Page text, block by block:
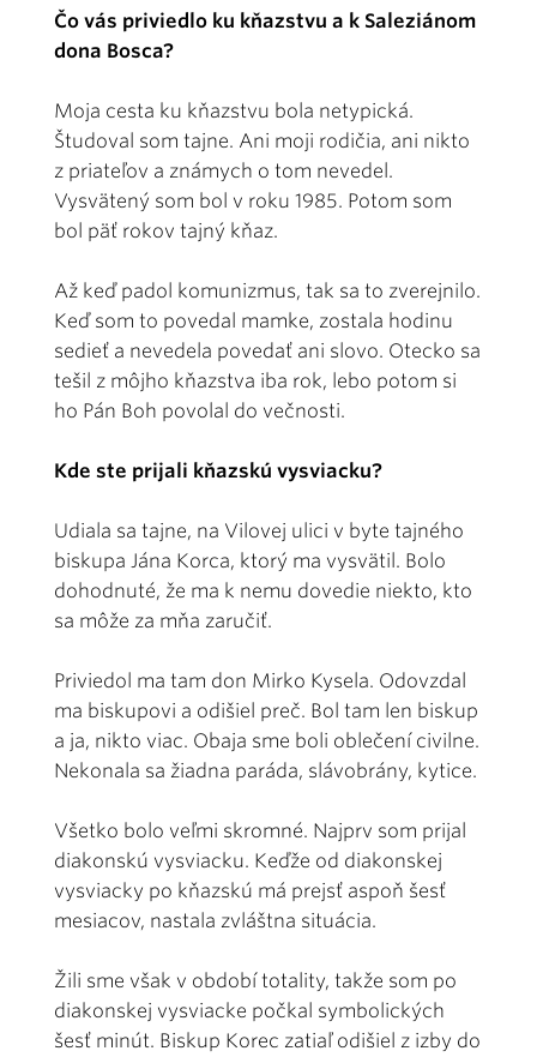
Čo vás priviedlo ku kňazstvu a k Saleziánom
dona Bosca?
Moja cesta ku kňazstvu bola netypická.
Študoval som tajne. Ani moji rodičia, ani nikto
z priateľov a známych o tom nevedel.
Vysvätený som bol v roku 1985. Potom som
bol päť rokov tajný kňaz.
Až keď padol komunizmus, tak sa to zverejnilo.
Keď som to povedal mamke, zostala hodinu
sedieť a nevedela povedať ani slovo. Otecko sa
tešil z môjho kňazstva iba rok, lebo potom si
ho Pán Boh povolal do večnosti.
Kde ste prijali kňazskú vysviacku?
Udiala sa tajne, na Vilovej ulici v byte tajného
biskupa Jána Korca, ktorý ma vysvätil. Bolo
dohodnuté, že ma k nemu dovedie niekto, kto
sa môže za mňa zaručiť.
Priviedol ma tam don Mirko Kysela. Odovzdal
ma biskupovi a odišiel preč. Bol tam len biskup
a ja, nikto viac. Obaja sme boli oblečení civilne.
Nekonala sa žiadna paráda, slávobrány, kytice.
Všetko bolo veľmi skromné. Najprv som prijal
diakonskú vysviacku. Keďže od diakonskej
vysviacky po kňazskú má prejsť aspoň šesť
mesiacov, nastala zvláštna situácia.
Žili sme však v období totality, takže som po
diakonskej vysviacke počkal symbolických
šesť minút. Biskup Korec zatiaľ odišiel z izby do